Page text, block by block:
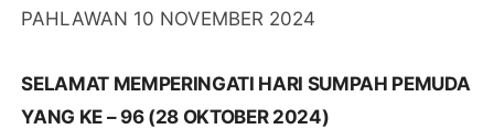
PAHLAWAN 10 NOVEMBER 2024
SELAMAT MEMPERINGATI HARI SUMPAH PEMUDA
YANG KE – 96 (28 OKTOBER 2024)